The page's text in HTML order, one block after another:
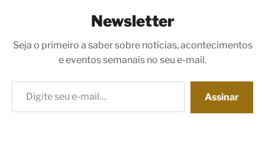
Newsletter
Seja o primeiro a saber sobre notícias, acontecimentos
e eventos semanais no seu e-mail.
Digite seu e-mail…
Assinar